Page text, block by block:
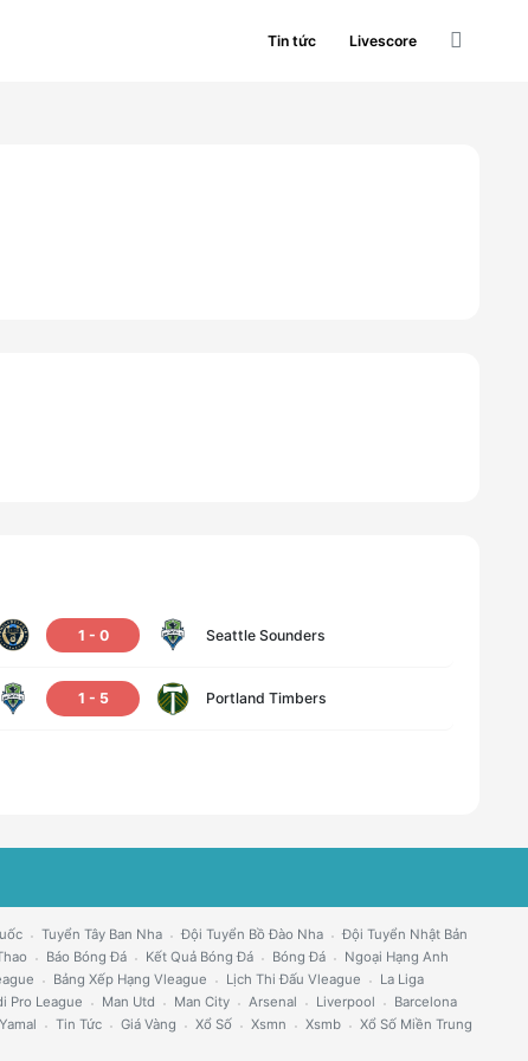
Tin tức Livescore
1 - 0 Seattle Sounders
1 - 5 Portland Timbers
Tuyển Tây Ban Nha Đội Tuyển Bồ Đào Nha
Đội Tuyển Nhật Bản
Báo Bóng Đá Kết Quả Bóng Đá Bóng Đá
Ngoại Hạng Anh
Bảng Xếp Hạng Vleague Lịch Thi Đấu Vleague
La Liga
Pro League Man Utd Man City Arsenal Liverpool
Barcelona
Tin Tức Giá Vàng Xổ Số Xsmn Xsmb
Xổ Số Miền Trung